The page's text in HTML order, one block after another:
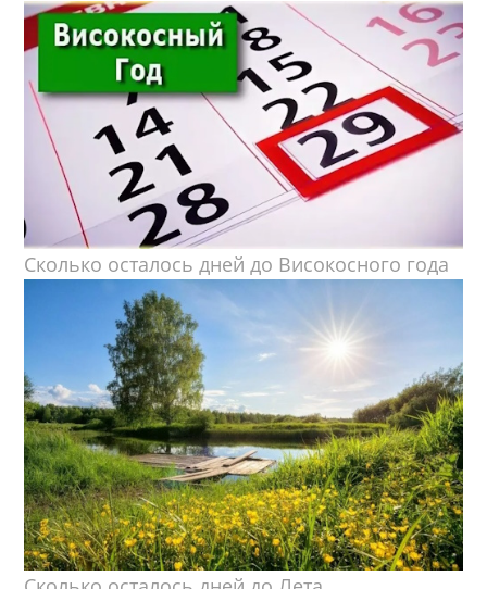
Сколько осталось дней до Високосного года